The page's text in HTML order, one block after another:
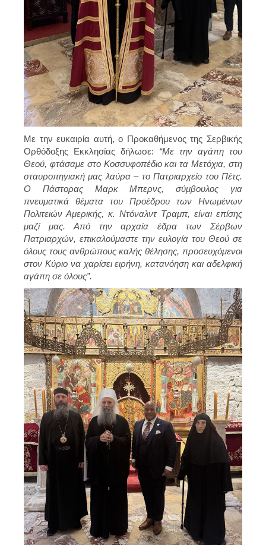
Με την ευκαιρία αυτή, ο Προκαθήμενος της Σερβικής
Ορθόδοξης Εκκλησίας δήλωσε: “Με την αγάπη του
Θεού, φτάσαμε στο Κοσσυφοπέδιο και τα Μετόχια, στη
σταυροπηγιακή μας λαύρα – το Πατριαρχείο του Πέτς.
Ο Πάστορας Μαρκ Μπερνς, σύμβουλος για
πνευματικά θέματα του Προέδρου των Ηνωμένων
Πολιτειών Αμερικής, κ. Ντόναλντ Τραμπ, είναι επίσης
μαζί μας. Από την αρχαία έδρα των Σέρβων
Πατριαρχών, επικαλούμαστε την ευλογία του Θεού σε
όλους τους ανθρώπους καλής θέλησης, προσευχόμενοι
στον Κύριο να χαρίσει ειρήνη, κατανόηση και αδελφική
αγάπη σε όλους”.